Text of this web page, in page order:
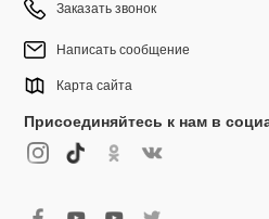
Заказать звонок
Написать сообщение
Карта сайта
Присоединяйтесь к нам в